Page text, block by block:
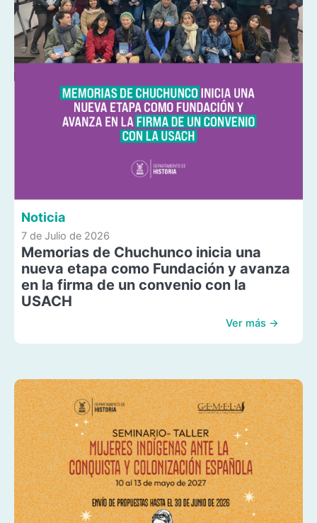
Noticia
7 de Julio de 2026
Memorias de Chuchunco inicia una
nueva etapa como Fundación y avanza
en la firma de un convenio con la
USACH
Ver más →